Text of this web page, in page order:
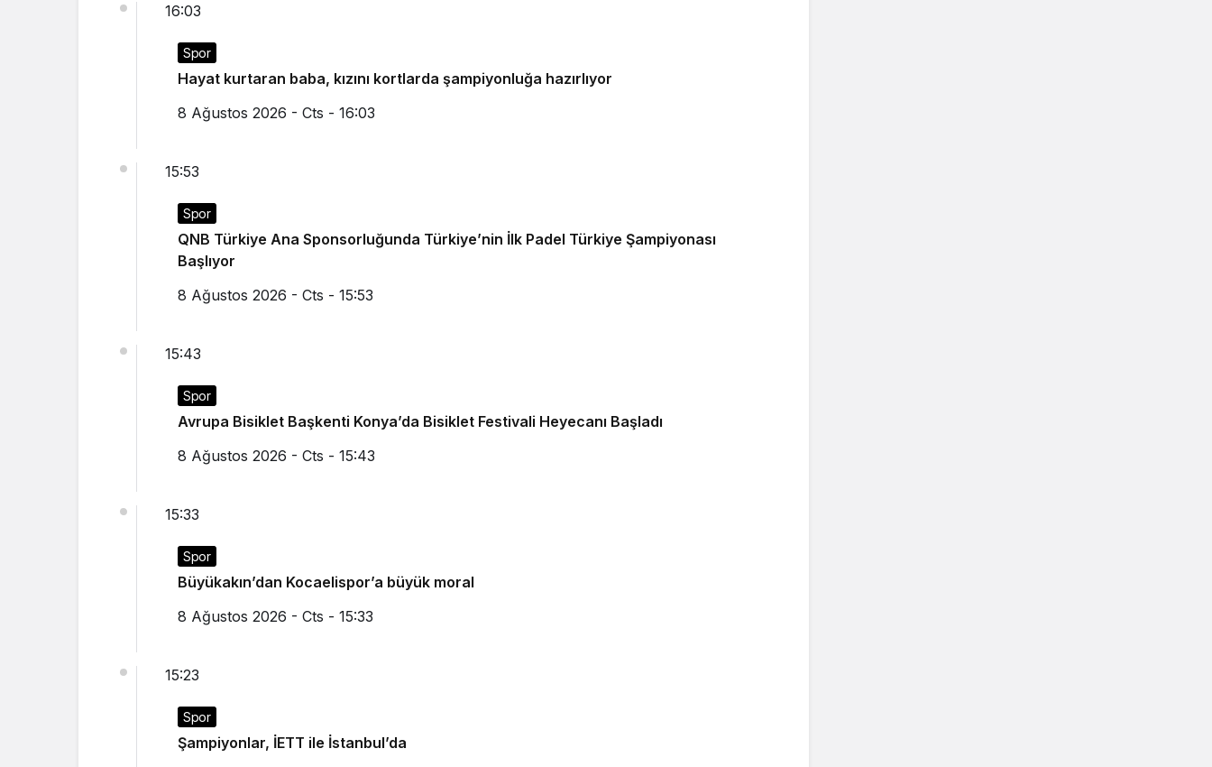
16:03
Spor
Hayat kurtaran baba, kızını kortlarda şampiyonluğa hazırlıyor
8 Ağustos 2026 - Cts - 16:03
15:53
Spor
QNB Türkiye Ana Sponsorluğunda Türkiye’nin İlk Padel Türkiye Şampiyonası
Başlıyor
8 Ağustos 2026 - Cts - 15:53
15:43
Spor
Avrupa Bisiklet Başkenti Konya’da Bisiklet Festivali Heyecanı Başladı
8 Ağustos 2026 - Cts - 15:43
15:33
Spor
Büyükakın’dan Kocaelispor’a büyük moral
8 Ağustos 2026 - Cts - 15:33
15:23
Spor
Şampiyonlar, İETT ile İstanbul’da